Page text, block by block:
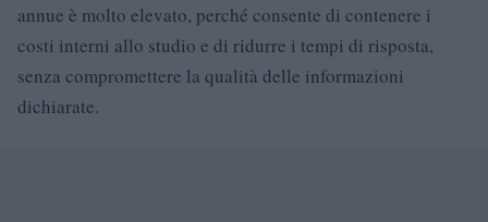
annue è molto elevato, perché consente di contenere i
costi interni allo studio e di ridurre i tempi di risposta,
senza compromettere la qualità delle informazioni
dichiarate.